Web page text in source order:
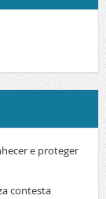
e proteger
contesta